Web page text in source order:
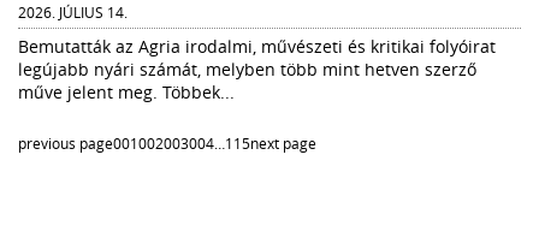
2026. JÚLIUS 14.
Bemutatták az Agria irodalmi, művészeti és kritikai folyóirat
legújabb nyári számát, melyben több mint hetven szerző
műve jelent meg. Többek...
previous page001002003004 115next page